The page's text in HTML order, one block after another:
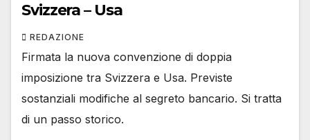
Svizzera – Usa
REDAZIONE
Firmata la nuova convenzione di doppia
imposizione tra Svizzera e Usa. Previste
sostanziali modifiche al segreto bancario. Si tratta
di un passo storico.